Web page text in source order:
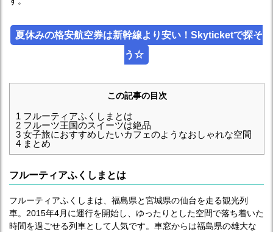
夏休みの格安航空券は新幹線より安い！Skyticketで探そ
う☆
この記事の目次
1 フルーティアふくしまとは
2 フルーツ王国のスイーツは絶品
3 女子旅におすすめしたいカフェのようなおしゃれな空間
4 まとめ
フルーティアふくしまとは
フルーティアふくしまは、福島県と宮城県の仙台を走る観光列
車。2015年4月に運行を開始し、ゆったりとした空間で落ち着いた
時間を過ごせる列車として人気です。車窓からは福島県の雄大な